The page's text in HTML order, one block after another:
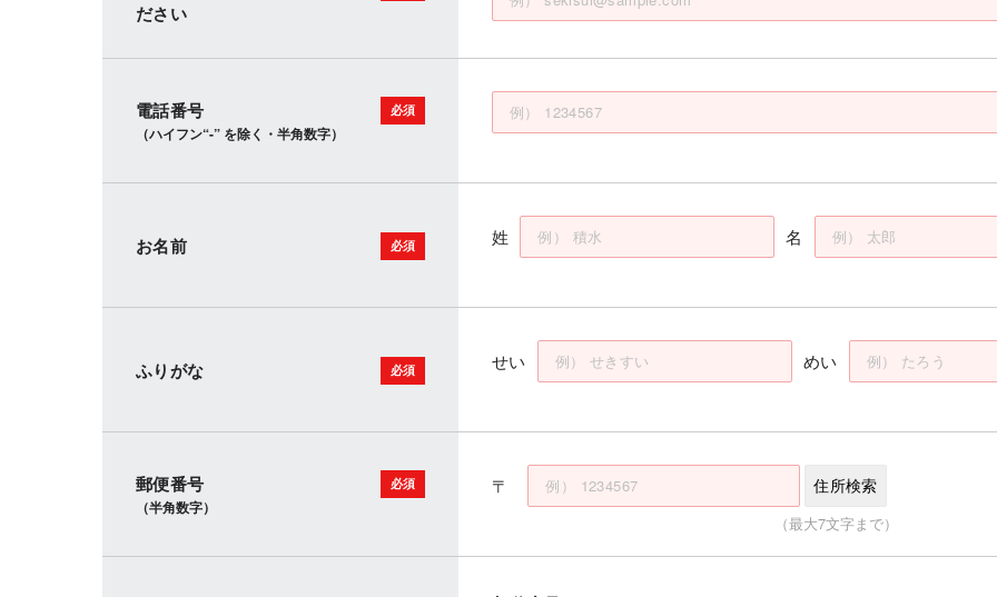
ださい
電話番号
（ハイフン“-” を除く・半角数字）
お名前 姓 名
ふりがな せい めい
郵便番号
（半角数字）
〒
（最大7文字まで）
住所検索